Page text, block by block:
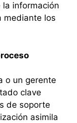
información
mediante los
o un gerente
clave
de soporte
asimila